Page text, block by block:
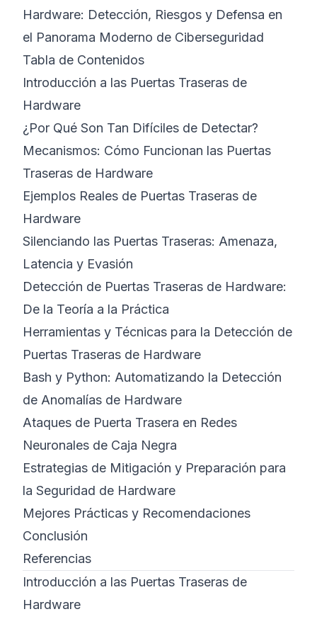
Hardware: Detección, Riesgos y Defensa en
el Panorama Moderno de Ciberseguridad
Tabla de Contenidos
Introducción a las Puertas Traseras de
Hardware
¿Por Qué Son Tan Difíciles de Detectar?
Mecanismos: Cómo Funcionan las Puertas
Traseras de Hardware
Ejemplos Reales de Puertas Traseras de
Hardware
Silenciando las Puertas Traseras: Amenaza,
Latencia y Evasión
Detección de Puertas Traseras de Hardware:
De la Teoría a la Práctica
Herramientas y Técnicas para la Detección de
Puertas Traseras de Hardware
Bash y Python: Automatizando la Detección
de Anomalías de Hardware
Ataques de Puerta Trasera en Redes
Neuronales de Caja Negra
Estrategias de Mitigación y Preparación para
la Seguridad de Hardware
Mejores Prácticas y Recomendaciones
Conclusión
Referencias
Introducción a las Puertas Traseras de
Hardware